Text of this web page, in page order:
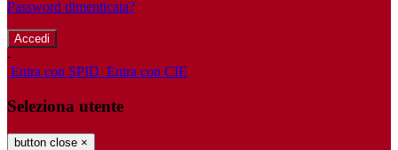
Password dimenticata?
-
Entra con SPID Entra con CIE
Seleziona utente
button close ×